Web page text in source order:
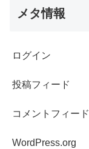
メタ情報
ログイン
投稿フィード
コメントフィード
WordPress.org